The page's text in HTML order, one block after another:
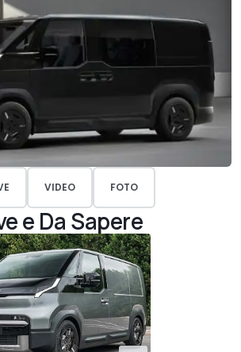
VIDEO FOTO
e Da Sapere